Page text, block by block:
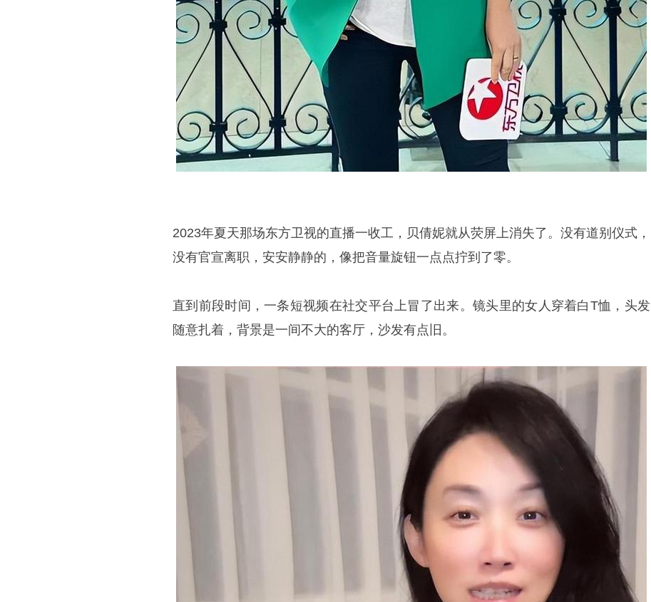
2023年夏天那场东方卫视的直播一收工，贝倩妮就从荧屏上消失了。没有道别仪式，
没有官宣离职，安安静静的，像把音量旋钮一点点拧到了零。
直到前段时间，一条短视频在社交平台上冒了出来。镜头里的女人穿着白T恤，头发
随意扎着，背景是一间不大的客厅，沙发有点旧。